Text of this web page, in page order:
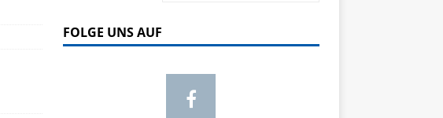
FOLGE UNS AUF